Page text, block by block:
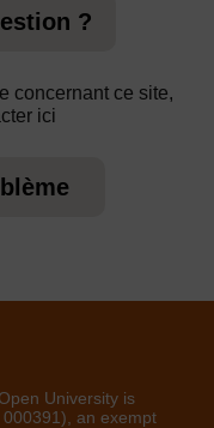
?
concernant ce site,
ici
University is
an exempt